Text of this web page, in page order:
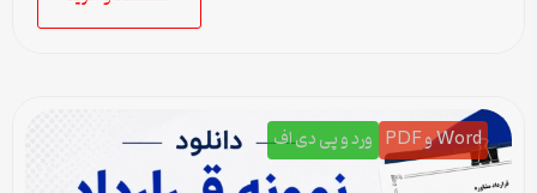
Word و PDF ورد و پی دی اف